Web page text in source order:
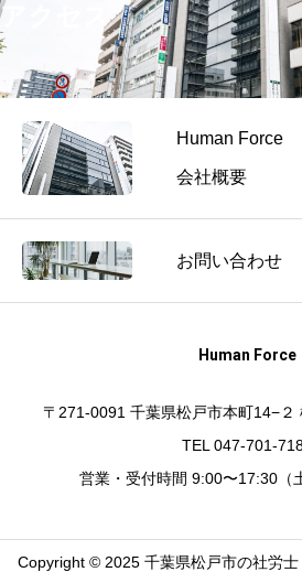
アクセス
Human Force
会社概要
お問い合わせ
Human Force
〒271-0091 千葉県松戸市本町14−２
TEL 047-701-
営業・受付時間 9:00〜17:30（
Copyright © 2025 千葉県松戸市の社労